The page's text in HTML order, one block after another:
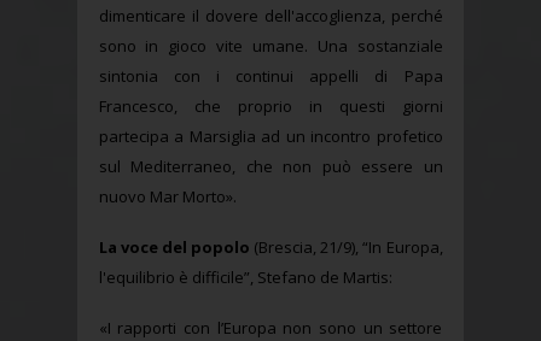
dimenticare il dovere dell'accoglienza, perché
sono in gioco vite umane. Una sostanziale
sintonia con i continui appelli di Papa
Francesco, che proprio in questi giorni
partecipa a Marsiglia ad un incontro profetico
sul Mediterraneo, che non può essere un
nuovo Mar Morto».
La voce del popolo (Brescia, 21/9), “In Europa,
l'equilibrio è difficile”, Stefano de Martis:
«I rapporti con l’Europa non sono un settore